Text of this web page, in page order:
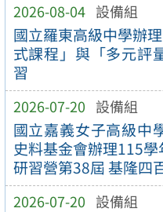
2026-08-04 設備組
國立羅東高級中學辦
式課程」與「多元評
習
2026-07-20 設備組
國立嘉義女子高級中
史料基金會辦理115
研習營第38屆 基隆四
2026-07-20 設備組